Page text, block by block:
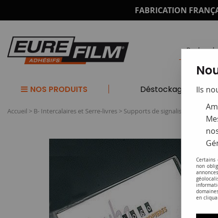
FABRICATION
NOS PRODUITS Déstockage
Accueil > B- Intercalaires et Serre-livres > Supports de signalisation et
Ils
Certains
non
en